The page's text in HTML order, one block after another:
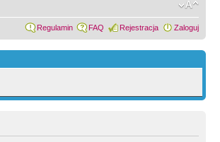
Regulamin FAQ Rejestracja Zaloguj